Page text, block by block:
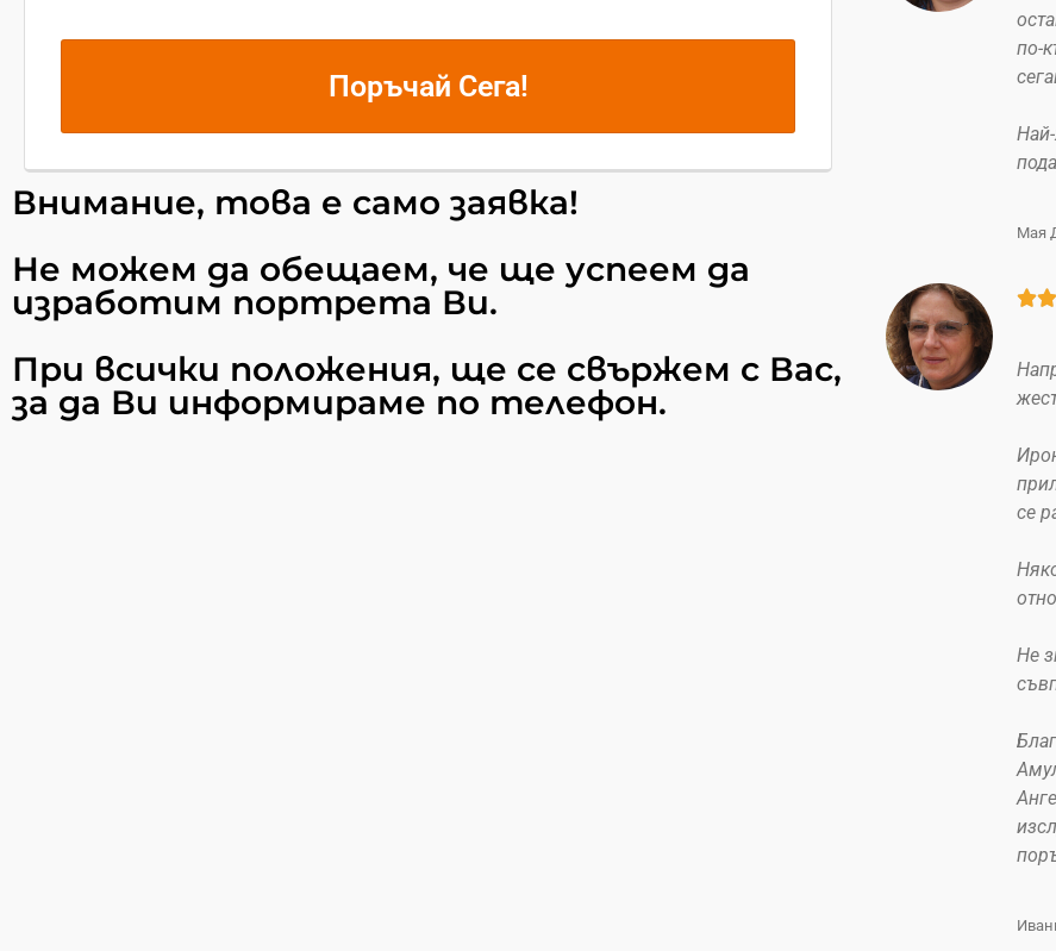
Поръчай Сега!
Внимание, това е само заявка!
Не можем да обещаем, че ще успеем да
изработим портрета Ви.
При всички положения, ще се свържем с Вас,
за да Ви информираме по телефон.
по-
Мая

се
Не